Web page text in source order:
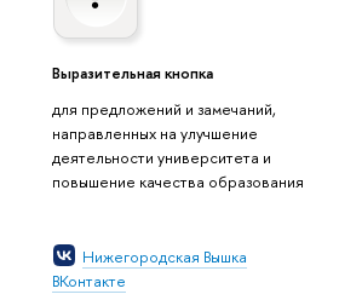
Выразительная кнопка
для предложений и замечаний,
направленных на улучшение
деятельности университета и
повышение качества образования
Нижегородская Вышка
ВКонтакте